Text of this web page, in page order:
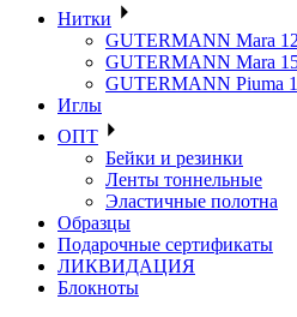
Нитки
GUTERMANN Mara
GUTERMANN Mara
GUTERMANN Piuma
Иглы
ОПТ
Бейки и резинки
Ленты тоннельные
Эластичные полотна
Образцы
Подарочные сертификаты
ЛИКВИДАЦИЯ
Блокноты